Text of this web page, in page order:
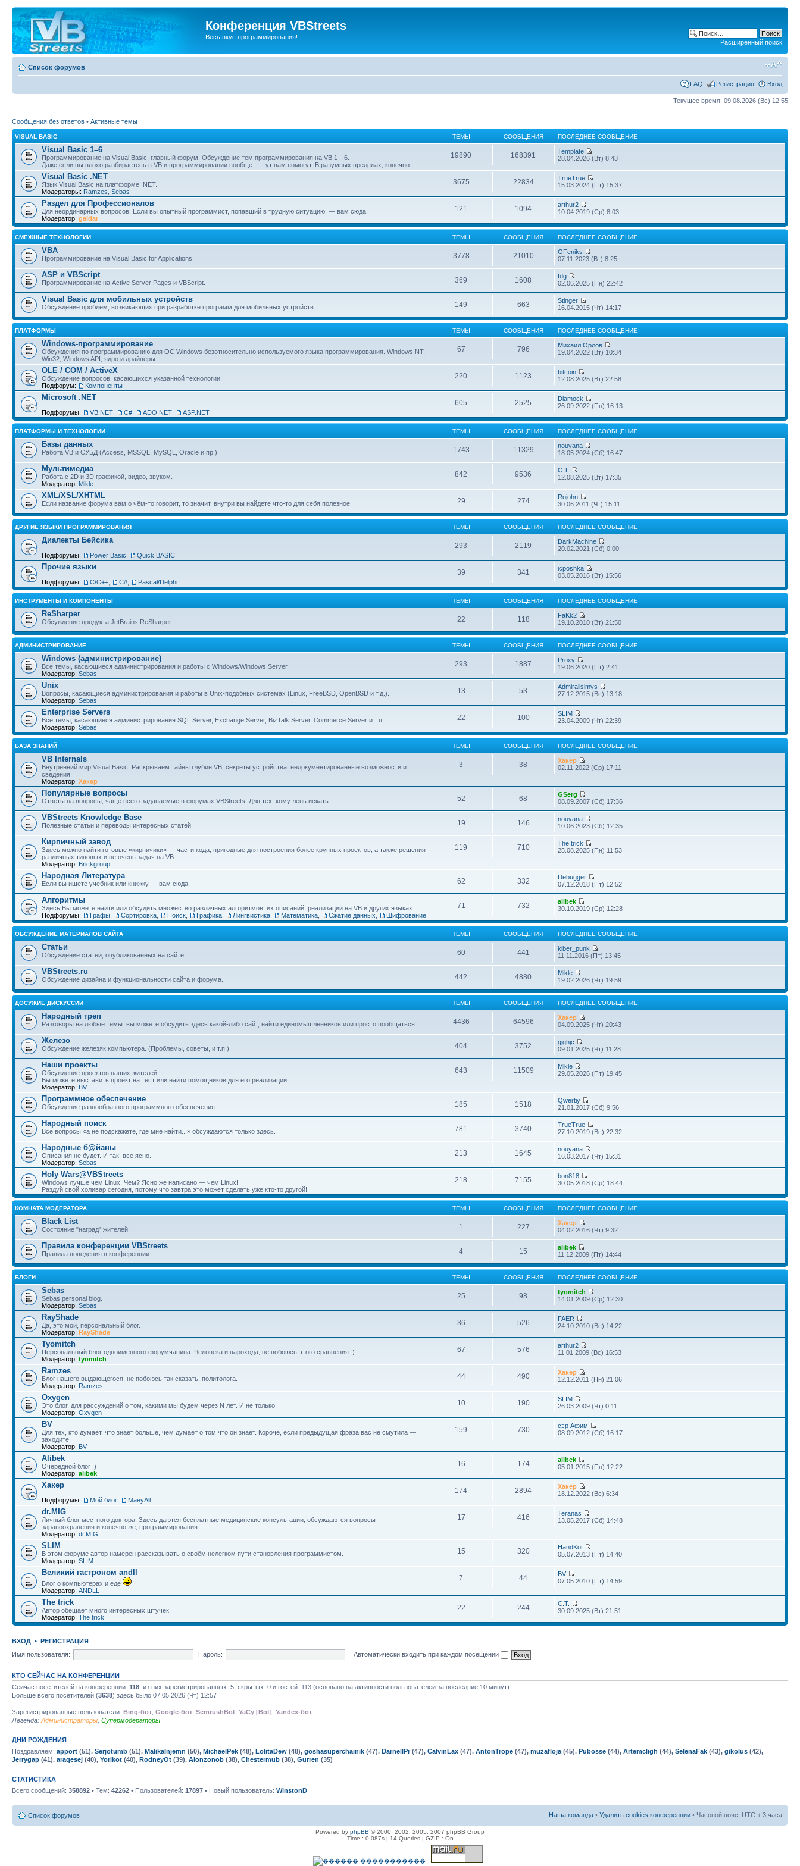
Конференция VBStreets
Весь вкус программирования!
Расширенный поиск
Список форумов
FAQ Регистрация Вход
Текущее время: 09.08.2026 (Вс) 12:55
Сообщения без ответов • Активные темы
VISUAL BASIC ТЕМЫ СООБЩЕНИЯ ПОСЛЕДНЕЕ СООБЩЕНИЕ
Visual Basic 1–6
Программирование на Visual Basic, главный форум. Обсуждение тем программирования на VB 1—6.
Даже если вы плохо разбираетесь в VB и программировании вообще — тут вам помогут. В разумных пределах, конечно.
19890 168391
Template
28.04.2026 (Вт) 8:43
Visual Basic .NET
Язык Visual Basic на платформе .NET.
Модераторы: Ramzes Sebas
3675 22834
TrueTrue
15.03.2024 (Пт) 15:37
Раздел для Профессионалов
Для неординарных вопросов. Если вы опытный программист, попавший в трудную ситуацию, — вам сюда.
Модератор: gaidar
121 1094
arthur2
10.04.2019 (Ср) 8:03
СМЕЖНЫЕ ТЕХНОЛОГИИ ТЕМЫ СООБЩЕНИЯ ПОСЛЕДНЕЕ СООБЩЕНИЕ
VBA
Программирование на Visual Basic for Applications 3778 21010
GFeniks
07.11.2023 (Вт) 8:25
ASP и VBScript
Программирование на Active Server Pages и VBScript. 369 1608
fdg
02.06.2025 (Пн) 22:42
Visual Basic для мобильных устройств
Обсуждение проблем, возникающих при разработке программ для мобильных устройств. 149 663
Stinger
16.04.2015 (Чт) 14:17
ПЛАТФОРМЫ ТЕМЫ СООБЩЕНИЯ ПОСЛЕДНЕЕ СООБЩЕНИЕ
Windows-программирование
Обсуждения по программированию для ОС Windows безотносительно используемого языка программирования. Windows NT,
Win32, Windows API, ядро и драйверы.
67 796
Михаил Орлов
19.04.2022 (Вт) 10:34
OLE / COM / ActiveX
Обсуждение вопросов, касающихся указанной технологии.
Подфорум:
Компоненты
220 1123
bitcoin
12.08.2025 (Вт) 22:58
Microsoft .NET
Подфорумы: VB.NET C# ADO.NET ASP.NET
605 2525
Diamock
26.09.2022 (Пн) 16:13
ПЛАТФОРМЫ И ТЕХНОЛОГИИ ТЕМЫ СООБЩЕНИЯ ПОСЛЕДНЕЕ СООБЩЕНИЕ
Базы данных
Работа VB и СУБД (Access, MSSQL, MySQL, Oracle и пр.) 1743 11329
nouyana
18.05.2024 (Сб) 16:47
Мультимедиа
Работа с 2D и 3D графикой, видео, звуком.
Модератор: Mikle
842 9536
С.Т.
12.08.2025 (Вт) 17:35
XML/XSL/XHTML
Если название форума вам о чём-то говорит, то значит, внутри вы найдете что-то для себя полезное. 29 274
Rojohn
30.06.2011 (Чт) 15:11
ДРУГИЕ ЯЗЫКИ ПРОГРАММИРОВАНИЯ ТЕМЫ СООБЩЕНИЯ ПОСЛЕДНЕЕ СООБЩЕНИЕ
Диалекты Бейсика
Подфорумы: Power Basic Quick BASIC
293 2119
DarkMachine
20.02.2021 (Сб) 0:00
Прочие языки
Подфорумы: С/С++ C# Pascal/Delphi
39 341
icposhka
03.05.2016 (Вт) 15:56
ИНСТРУМЕНТЫ И КОМПОНЕНТЫ ТЕМЫ СООБЩЕНИЯ ПОСЛЕДНЕЕ СООБЩЕНИЕ
ReSharper
Обсуждение продукта JetBrains ReSharper. 22 118
FaKk2
19.10.2010 (Вт) 21:50
АДМИНИСТРИРОВАНИЕ ТЕМЫ СООБЩЕНИЯ ПОСЛЕДНЕЕ СООБЩЕНИЕ
Windows (администрирование)
Все темы, касающиеся администрирования и работы с Windows/Windows Server.
Модератор: Sebas
293 1887
Proxy
19.06.2020 (Пт) 2:41
Unix
Вопросы, касающиеся администрирования и работы в Unix-подобных системах (Linux, FreeBSD, OpenBSD и т.д.).
Модератор: Sebas
13 53
Admiralisimys
27.12.2015 (Вс) 13:18
Enterprise Servers
Все темы, касающиеся администрирования SQL Server, Exchange Server, BizTalk Server, Commerce Server и т.п.
Модератор: Sebas
22 100
SLIM
23.04.2009 (Чт) 22:39
БАЗА ЗНАНИЙ ТЕМЫ СООБЩЕНИЯ ПОСЛЕДНЕЕ СООБЩЕНИЕ
VB Internals
Внутренний мир Visual Basic. Раскрываем тайны глубин VB, секреты устройства, недокументированные возможности и
сведения.
Модератор: Хакер
3 38
Хакер
02.11.2022 (Ср) 17:11
Популярные вопросы
Ответы на вопросы, чаще всего задаваемые в форумах VBStreets. Для тех, кому лень искать. 52 68
GSerg
08.09.2007 (Сб) 17:36
VBStreets Knowledge Base
Полезные статьи и переводы интересных статей 19 146
nouyana
10.06.2023 (Сб) 12:35
Кирпичный завод
Здесь можно найти готовые «кирпичики» — части кода, пригодные для построения более крупных проектов, а также решения
различных типовых и не очень задач на VB.
Модератор: Brickgroup
119 710
The trick
25.08.2025 (Пн) 11:53
Народная Литература
Если вы ищете учебник или книжку — вам сюда. 62 332
Debugger
07.12.2018 (Пт) 12:52
Алгоритмы
Здесь Вы можете найти или обсудить множество различных алгоритмов, их описаний, реализаций на VB и других языках.
Подфорумы:
Графы Сортировка Поиск Графика Лингвистика Математика Сжатие данных Шифрование
71 732
alibek
30.10.2019 (Ср) 12:28
ОБСУЖДЕНИЕ МАТЕРИАЛОВ САЙТА ТЕМЫ СООБЩЕНИЯ ПОСЛЕДНЕЕ СООБЩЕНИЕ
Статьи
Обсуждение статей, опубликованных на сайте. 60 441
kiber_punk
11.11.2016 (Пт) 13:45
VBStreets.ru
Обсуждение дизайна и функциональности сайта и форума. 442 4880
Mikle
19.02.2026 (Чт) 19:59
ДОСУЖИЕ ДИСКУССИИ ТЕМЫ СООБЩЕНИЯ ПОСЛЕДНЕЕ СООБЩЕНИЕ
Народный треп
Разговоры на любые темы: вы можете обсудить здесь какой-либо сайт, найти единомышленников или просто пообщаться... 4436 64596
Хакер
04.09.2025 (Чт) 20:43
Железо
Обсуждение железяк компьютера. (Проблемы, советы, и т.п.) 404 3752
gjghjc
09.01.2025 (Чт) 11:28
Наши проекты
Обсуждение проектов наших жителей.
Вы можете выставить проект на тест или найти помощников для его реализации.
Модератор: BV
643 11509
Mikle
29.05.2026 (Пт) 19:45
Программное обеспечение
Обсуждение разнообразного программного обеспечения. 185 1518
Qwertiy
21.01.2017 (Сб) 9:56
Народный поиск
Все вопросы «а не подскажете, где мне найти...» обсуждаются только здесь. 781 3740
TrueTrue
27.10.2019 (Вс) 22:32
Народные б@йаны
Описания не будет. И так, все ясно.
Модератор: Sebas
213 1645
nouyana
16.03.2017 (Чт) 15:31
Holy Wars@VBStreets
Windows лучше чем Linux! Чем? Ясно же написано — чем Linux!
Раздуй свой холивар сегодня, потому что завтра это может сделать уже кто-то другой!
218 7155
bon818
30.05.2018 (Ср) 18:44
КОМНАТА МОДЕРАТОРА ТЕМЫ СООБЩЕНИЯ ПОСЛЕДНЕЕ СООБЩЕНИЕ
Black List
Состояние "наград" жителей. 1 227
Хакер
04.02.2016 (Чт) 9:32
Правила конференции VBStreets
Правила поведения в конференции. 4 15
alibek
11.12.2009 (Пт) 14:44
БЛОГИ ТЕМЫ СООБЩЕНИЯ ПОСЛЕДНЕЕ СООБЩЕНИЕ
Sebas
Sebas personal blog.
Модератор: Sebas
25 98
tyomitch
14.01.2009 (Ср) 12:30
RayShade
Да, это мой, персональный блог.
Модератор: RayShade
36 526
FAER
24.10.2010 (Вс) 14:22
Tyomitch
Персональный блог одноименного форумчанина. Человека и парохода, не побоюсь этого сравнения :)
Модератор: tyomitch
67 576
arthur2
11.01.2009 (Вс) 16:53
Ramzes
Блог нашего выдающегося, не побоюсь так сказать, политолога.
Модератор: Ramzes
44 490
Хакер
12.12.2011 (Пн) 21:06
Oxygen
Это блог, для рассуждений о том, какими мы будем через N лет. И не только.
Модератор: Oxygen
10 190
SLIM
26.03.2009 (Чт) 0:11
BV
Для тех, кто думает, что знает больше, чем думает о том что он знает. Короче, если предыдущая фраза вас не смутила —
заходите.
Модератор: BV
159 730
сэр Афим
08.09.2012 (Сб) 16:17
Alibek
Очередной блог :)
Модератор: alibek
16 174
alibek
05.01.2015 (Пн) 12:22
Хакер
Подфорумы: Мой блог МануAll
174 2894
Хакер
18.12.2022 (Вс) 6:34
dr.MIG
Личный блог местного доктора. Здесь даются бесплатные медицинские консультации, обсуждаются вопросы
здравоохранения и конечно же, программирования.
Модератор: dr.MIG
17 416
Teranas
13.05.2017 (Сб) 14:48
SLIM
В этом форуме автор намерен рассказывать о своём нелегком пути становления программистом.
Модератор: SLIM
15 320
HandKot
05.07.2013 (Пт) 14:40
Великий гастроном andll
Блог о компьютерах и еде
Модератор: ANDLL
7 44
BV
07.05.2010 (Пт) 14:59
The trick
Автор обещает много интересных штучек.
Модератор: The trick
22 244
С.Т.
30.09.2025 (Вт) 21:51
ВХОД • РЕГИСТРАЦИЯ
Имя пользователя:
Пароль: |Автоматически входить при каждом посещении
КТО СЕЙЧАС НА КОНФЕРЕНЦИИ
Сейчас посетителей на конференции: 118 , из них зарегистрированных: 5, скрытых: 0 и гостей: 113 (основано на активности пользователей за последние 10 минут)
Больше всего посетителей (3638) здесь было 07.05.2026 (Чт) 12:57
Зарегистрированные пользователи: Bing-бот Google-бот SemrushBot YaCy [Bot] Yandex-бот
Легенда: Администраторы Супермодераторы
ДНИ РОЖДЕНИЯ
Поздравляем: apport (51), Serjotumb (51), MalikaInjemn (50), MichaelPek (48), LolitaDew (48), goshasuperchainik (47), DarnellPr(47), CalvinLax (47), AntonTrope (47), muzafloja (45), Pubosse (44), Artemcligh (44), SelenaFak (43), gikolus (42),
Jerrygap (41), araqesej (40), Yorikot (40), RodneyOt (39), Alonzonob (38), Chestermub (38), Gurren (35)
СТАТИСТИКА
Всего сообщений: 358892 • Тем: 42262 • Пользователей: 17897 • Новый пользователь: WinstonD
Список форумов Наша команда • Удалить cookies конференции • Часовой пояс: UTC + 3 часа
Powered by phpBB © 2000, 2002, 2005, 2007 phpBB Group
Time : 0.087s | 14 Queries | GZIP : On